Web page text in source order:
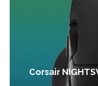
Corsair